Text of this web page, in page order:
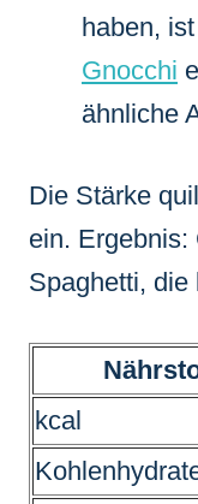
haben,
Gnocchi
ähnliche
Die Stärke
ein. Ergebnis:
Spaghetti, die
kcal